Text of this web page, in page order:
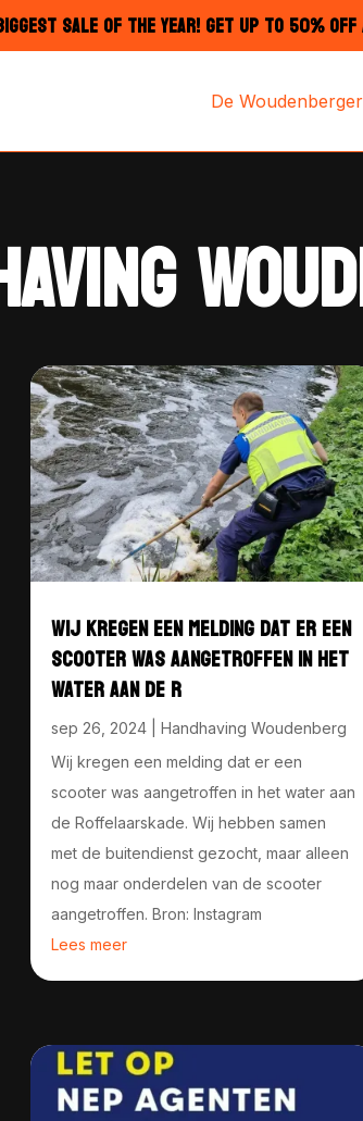
SALE OF THE YEAR! GET UP TO 50%
De Woudenberger
WIJ KREGEN EEN MELDING DAT ER EEN
SCOOTER WAS AANGETROFFEN IN HET
WATER AAN DE R
sep 26, 2024| Handhaving Woudenberg
Wij kregen een melding dat er een
scooter was aangetroffen in het water aan
de Roffelaarskade. Wij hebben samen
met de buitendienst gezocht, maar alleen
nog maar onderdelen van de scooter
aangetroffen. Bron: Instagram
Lees meer